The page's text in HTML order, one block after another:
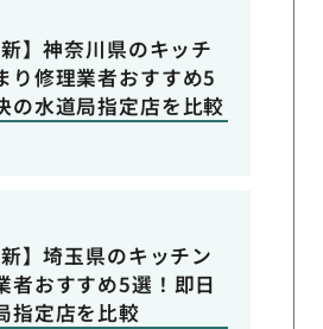
】神奈川県のキッチ
り修理業者おすすめ5
の水道局指定店を比較
】埼玉県のキッチン
者おすすめ5選！即日
指定店を比較